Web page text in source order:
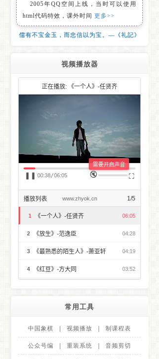
2005年QQ空间上线，当时可以使用
html代码特效，课外时间 更多>>
儒有不宝金玉，而忠信以为宝。—《礼記》
视频播放器
常用工具
中国象棋 视频播放 制课程表
公众号编 重装系统 音频剪切